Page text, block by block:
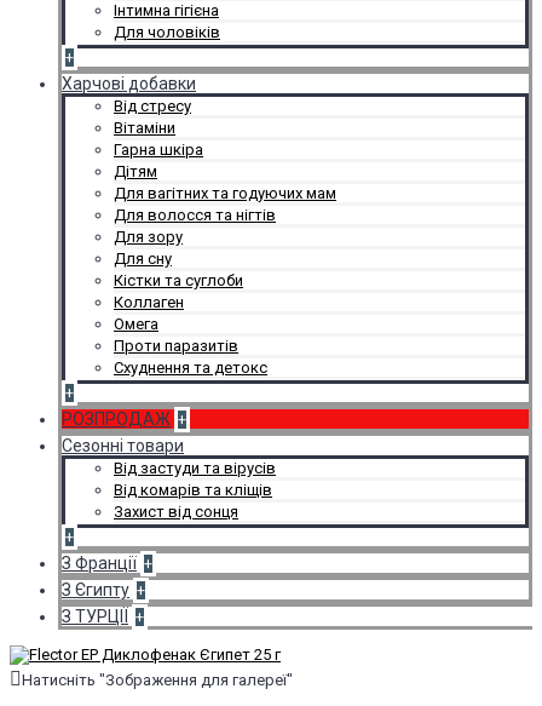
Інтимна гігієна
Для чоловіків
+
Харчові добавки
Від стресу
Вітаміни
Гарна шкіра
Дітям
Для вагітних та годуючих мам
Для волосся та нігтів
Для зору
Для сну
Кістки та суглоби
Коллаген
Омега
Проти паразитів
Схуднення та детокс
+
РОЗПРОДАЖ +
Сезонні товари
Від застуди та вірусів
Від комарів та кліщів
Захист від сонця
+
З Франції +
З Єгипту +
З ТУРЦІЇ +
Натисніть "Зображення для галереї"